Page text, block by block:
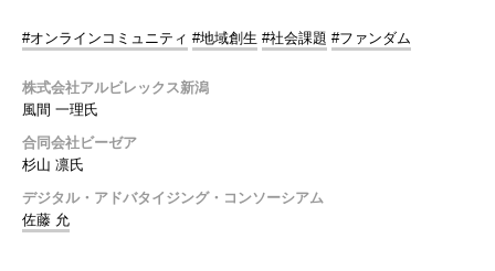
#オンラインコミュニティ #地域創生 #社会課題 #ファンダム
株式会社アルビレックス新潟
風間 一理氏
合同会社ビーゼア
杉山 凛氏
デジタル・アドバタイジング・コンソーシアム
佐藤 允